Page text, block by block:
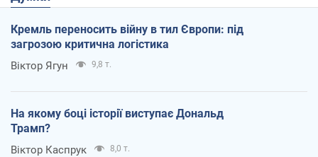
Кремль переносить війну в тил Європи: під
загрозою критична логістика
Віктор Ягун 9,8 т.
На якому боці історії виступає Дональд
Трамп?
Віктор Каспрук 8,0 т.